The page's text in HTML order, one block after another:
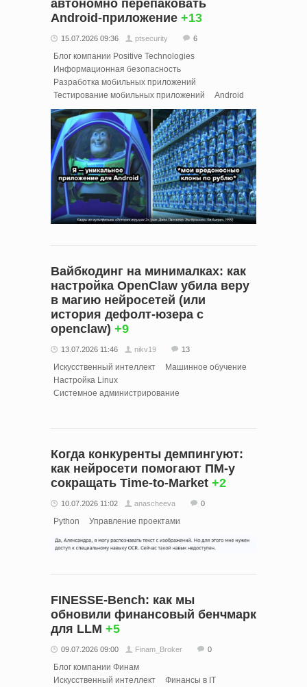
автономно перепаковать
Android-приложение +13
15.07.2026 09:36 ptsecurity 6
Блог компании Positive Technologies
Информационная безопасность
Разработка мобильных приложений
Тестирование мобильных приложений
Android
Вайбкодинг на минималках: как
настройка OpenClaw убила веру
в магию нейросетей (или
история дефолт-юзера с
openclaw) +9
13.07.2026 11:46 nikv19 13
Искусственный интеллект
Машинное обучение
Настройка Linux
Системное администрирование
Когда конкуренты демпингуют:
как нейросети помогают ПМ-у
сокращать Time-to-Market +2
10.07.2026 11:02 anascheeva 0
Python Управление проектами
FINESSE-Bench: как мы
обновили финансовый бенчмарк
для LLM +5
09.07.2026 09:00 Finam_Broker 0
Блог компании Финам
Искусственный интеллект
Финансы в IT